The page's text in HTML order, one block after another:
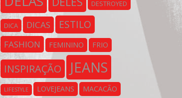
DESTROYED
DICA DICAS ESTILO
FASHION FEMININO FRIO
INSPIRAÇÃO JEANS
LIFESTYLE LOVEJEANS MACACÃO